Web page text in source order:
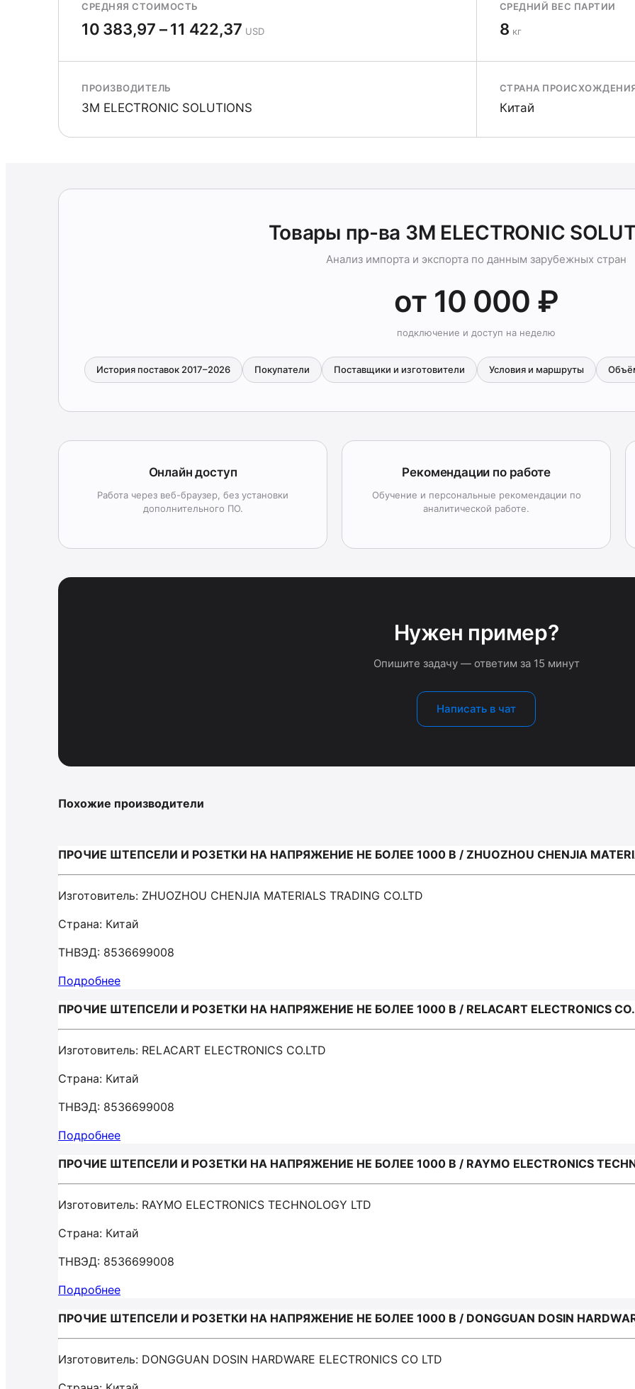
СРЕДНЯЯ СТОИМОСТЬ
10 383,97 – 11 422,37 USD
СРЕДНИЙ ВЕС ПАРТИИ
8 кг
ПРОИЗВОДИТЕЛЬ
3M ELECTRONIC SOLUTIONS
СТРАНА
Китай
Товары пр-ва 3M ELECTRONIC
Анализ импорта и экспорта по данным зарубежных стран
от 10 000 ₽
подключение и доступ на неделю
История поставок 2017–2026 Покупатели Поставщики и изготовители Условия и маршруты
Онлайн доступ
Работа через веб-браузер, без установки
дополнительного ПО.
Рекомендации по работе
Обучение и персональные рекомендации по
аналитической работе.
Нужен пример?
Опишите задачу — ответим за 15 минут
Написать в чат
Похожие производители
ПРОЧИЕ ШТЕПСЕЛИ И РОЗЕТКИ НА НАПРЯЖЕНИЕ НЕ БОЛЕЕ 1000 В / ZHUOZHOU CHENJIA
Изготовитель: ZHUOZHOU CHENJIA MATERIALS TRADING CO.LTD
Страна: Китай
ТНВЭД: 8536699008
Подробнее
ПРОЧИЕ ШТЕПСЕЛИ И РОЗЕТКИ НА НАПРЯЖЕНИЕ НЕ БОЛЕЕ 1000 В / RELACART ELECTRONICS
Изготовитель: RELACART ELECTRONICS CO.LTD
Страна: Китай
ТНВЭД: 8536699008
Подробнее
ПРОЧИЕ ШТЕПСЕЛИ И РОЗЕТКИ НА НАПРЯЖЕНИЕ НЕ БОЛЕЕ 1000 В / RAYMO ELECTRONICS
Изготовитель: RAYMO ELECTRONICS TECHNOLOGY LTD
Страна: Китай
ТНВЭД: 8536699008
Подробнее
ПРОЧИЕ ШТЕПСЕЛИ И РОЗЕТКИ НА НАПРЯЖЕНИЕ НЕ БОЛЕЕ 1000 В / DONGGUAN DOSIN HARDWARE
Изготовитель: DONGGUAN DOSIN HARDWARE ELECTRONICS CO LTD